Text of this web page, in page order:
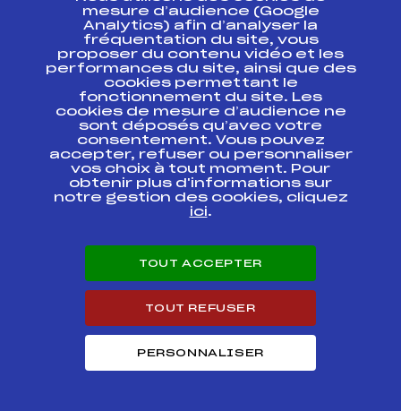
CHAMONIX MONT-
BLANC
FNAM0057
SUBARU NORDIC
CHALLENGE
CHAMONIX MONT-
BLANC Jeudi 27
Décembre 2012
JEUNE GARCONS
FFS
FMBM0015
GRAND PRIX DE LA
CLUSAZ
FFS
GRAND PRIX DE LA
SUBARU NORDIC
FIS
FFS
FNAM0031.FFS
SUBARU NORDIC
FIS
FFS
mesure d’audience (Google
Analytics) afin d’analyser la
fréquentation du site, vous
proposer du contenu vidéo et les
performances du site, ainsi que des
cookies permettant le
fonctionnement du site. Les
cookies de mesure d’audience ne
sont déposés qu’avec votre
consentement. Vous pouvez
accepter, refuser ou personnaliser
vos choix à tout moment. Pour
obtenir plus d'informations sur
notre gestion des cookies, cliquez
ici.
TOUT ACCEPTER
TOUT REFUSER
PERSONNALISER